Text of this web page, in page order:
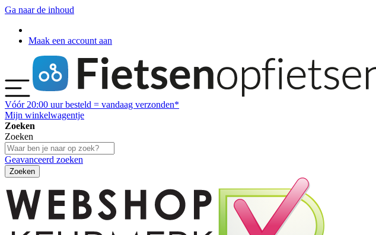
Ga naar de inhoud
Maak een account aan
Vóór 20:00 uur besteld = vandaag verzonden*
Mijn winkelwagentje
Zoeken
Zoeken
Geavanceerd zoeken
Zoeken